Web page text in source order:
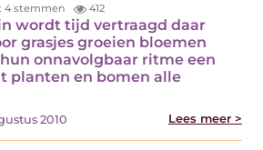
4 stemmen 412
wordt tijd vertraagd daar
grasjes groeien bloemen
onnavolgbaar ritme een
planten en bomen alle
2010 Lees meer >